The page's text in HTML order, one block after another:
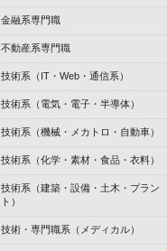
金融系専門職
不動産系専門職
技術系（IT・Web・通信系）
技術系（電気・電子・半導体）
技術系（機械・メカトロ・自動車）
技術系（化学・素材・食品・衣料）
技術系（建築・設備・土木・プラン
ト）
技術・専門職系（メディカル）